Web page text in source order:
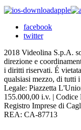
apple
facebook
twitter
2018 Videolina S.p.A.
direzione e
i diritti riservati. É
qualsiasi mezzo, di tutti
Legale: Piazzetta
155.000,00 i.v. |
Registro Imprese di
REA: CA-87713